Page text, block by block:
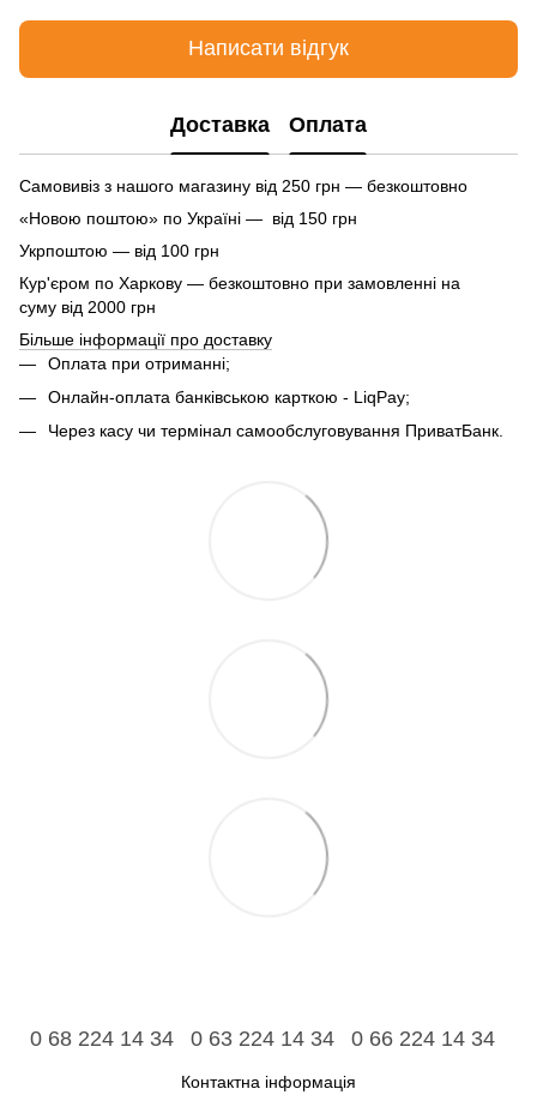
Написати відгук
Доставка Оплата
Самовивіз з нашого магазину від 250 грн — безкоштовно
«Новою поштою» по Україні — від 150 грн
Укрпоштою — від 100 грн
Кур'єром по Харкову — безкоштовно при замовленні на
суму від 2000 грн
Більше інформації про доставку
Оплата при отриманні;
Онлайн-оплата банківською карткою - LiqPay;
Через касу чи термінал самообслуговування ПриватБанк.
0 68 224 14 34 0 63 224 14 34 0 66 224 14 34
Контактна інформація